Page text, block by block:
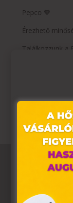
Pepco 🧡
Érezhető
Találkozzunk a
https://
erejéig
Ez az
Weboldalunkon
alkalmazunk.
tárolnak webes
hozzájárulása
A „sütiket" az
törvény, az
információs